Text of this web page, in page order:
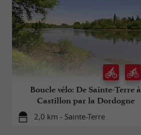
Boucle vélo: De Sainte-Terre à
Castillon par la Dordogne
2,0 km - Sainte-Terre